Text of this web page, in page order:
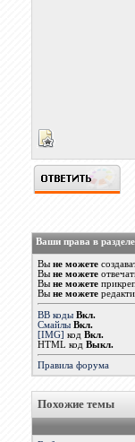
Ваши права в разделе
Вы не можете
Вы не можете
Вы не можете
Вы не можете
BB коды Вкл.
Смайлы Вкл.
[IMG] код Вкл.
HTML код Выкл.
Правила форума
Похожие темы